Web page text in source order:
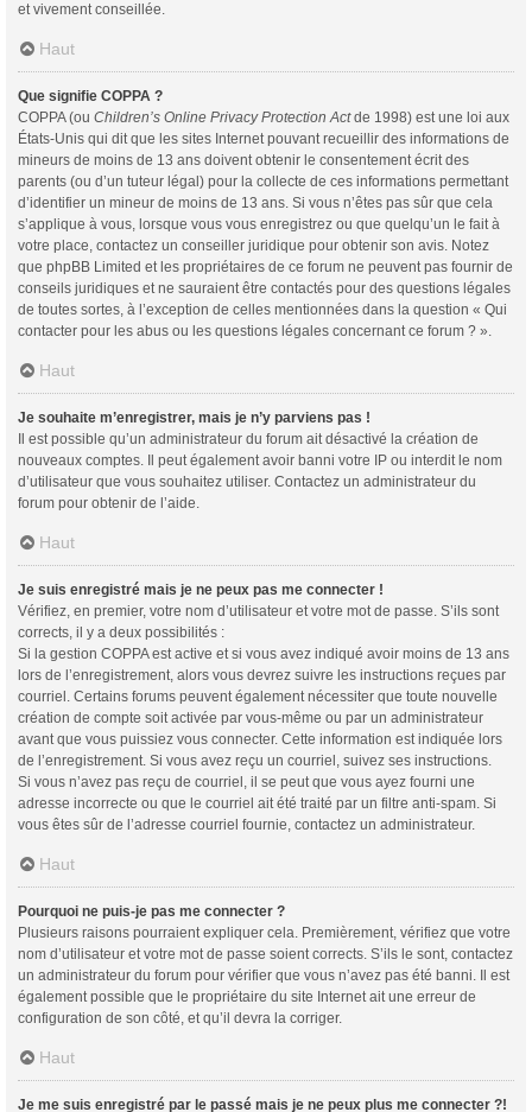
et vivement conseillée.
Haut
Que signifie COPPA ?
COPPA (ou Children’s Online Privacy Protection Actde 1998) est une loi aux
États-Unis qui dit que les sites Internet pouvant recueillir des informations de
mineurs de moins de 13 ans doivent obtenir le consentement écrit des
parents (ou d’un tuteur légal) pour la collecte de ces informations permettant
d’identifier un mineur de moins de 13 ans. Si vous n’êtes pas sûr que cela
s’applique à vous, lorsque vous vous enregistrez ou que quelqu’un le fait à
votre place, contactez un conseiller juridique pour obtenir son avis. Notez
que phpBB Limited et les propriétaires de ce forum ne peuvent pas fournir de
conseils juridiques et ne sauraient être contactés pour des questions légales
de toutes sortes, à l’exception de celles mentionnées dans la question « Qui
contacter pour les abus ou les questions légales concernant ce forum ? ».
Haut
Je souhaite m’enregistrer, mais je n’y parviens pas !
Il est possible qu’un administrateur du forum ait désactivé la création de
nouveaux comptes. Il peut également avoir banni votre IP ou interdit le nom
d’utilisateur que vous souhaitez utiliser. Contactez un administrateur du
forum pour obtenir de l’aide.
Haut
Je suis enregistré mais je ne peux pas me connecter !
Vérifiez, en premier, votre nom d’utilisateur et votre mot de passe. S’ils sont
corrects, il y a deux possibilités :
Si la gestion COPPA est active et si vous avez indiqué avoir moins de 13 ans
lors de l’enregistrement, alors vous devrez suivre les instructions reçues par
courriel. Certains forums peuvent également nécessiter que toute nouvelle
création de compte soit activée par vous-même ou par un administrateur
avant que vous puissiez vous connecter. Cette information est indiquée lors
de l’enregistrement. Si vous avez reçu un courriel, suivez ses instructions.
Si vous n’avez pas reçu de courriel, il se peut que vous ayez fourni une
adresse incorrecte ou que le courriel ait été traité par un filtre anti-spam. Si
vous êtes sûr de l’adresse courriel fournie, contactez un administrateur.
Haut
Pourquoi ne puis-je pas me connecter ?
Plusieurs raisons pourraient expliquer cela. Premièrement, vérifiez que votre
nom d’utilisateur et votre mot de passe soient corrects. S’ils le sont, contactez
un administrateur du forum pour vérifier que vous n’avez pas été banni. Il est
également possible que le propriétaire du site Internet ait une erreur de
configuration de son côté, et qu’il devra la corriger.
Haut
Je me suis enregistré par le passé mais je ne peux plus me connecter ?!